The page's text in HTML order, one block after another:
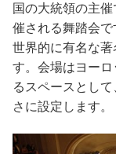
国の大統領の主
催される舞踏会で
世界的に有名な
す。会場はヨー
るスペースとし
さに設定します。